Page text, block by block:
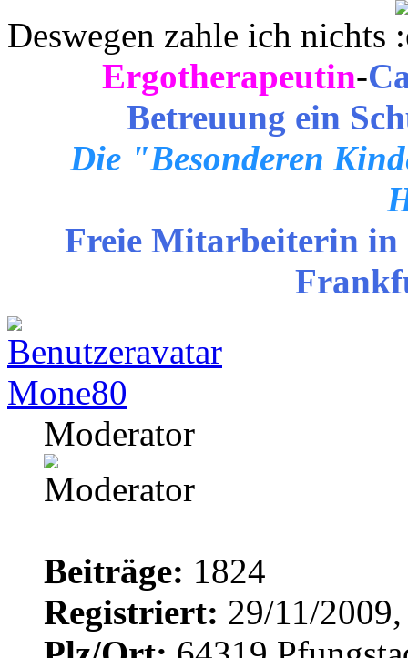
Deswegen zahle ich nichts
Ergotherapeutin-
Betreuung ein
Die "Besonderen
Freie Mitarbeiterin in
Mone80
Moderator
Beiträge: 1824
Registriert: 29/11/